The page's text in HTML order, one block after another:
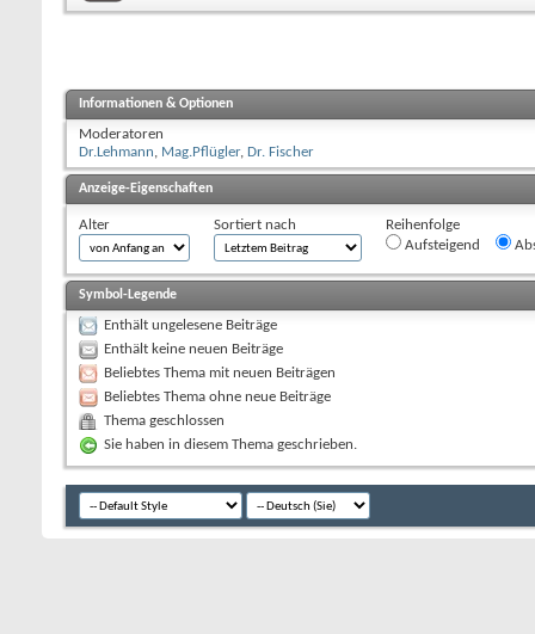
Informationen & Optionen
Moderatoren
Dr.Lehmann, Mag.Pflügler, Dr. Fischer
Anzeige-Eigenschaften
Alter Sortiert nach
Reihenfolge
Aufsteigend
Symbol-Legende
Enthält ungelesene Beiträge
Enthält keine neuen Beiträge
Beliebtes Thema mit neuen Beiträgen
Beliebtes Thema ohne neue Beiträge
Thema geschlossen
Sie haben in diesem Thema geschrieben.